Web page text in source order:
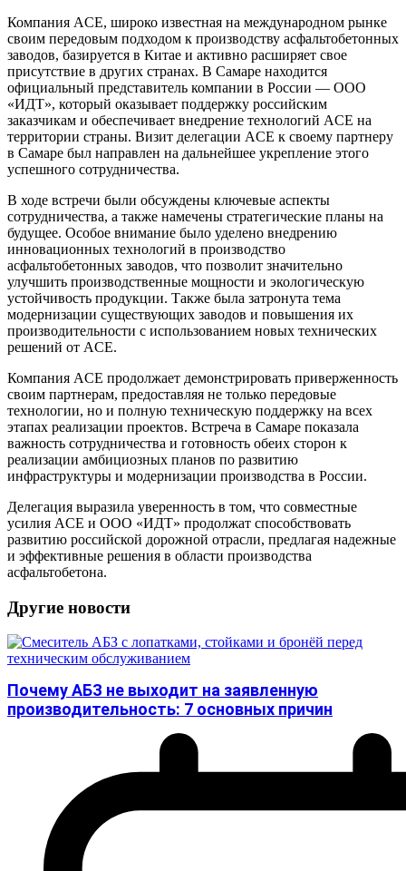
Компания ACE, широко известная на международном рынке
своим передовым подходом к производству асфальтобетонных
заводов, базируется в Китае и активно расширяет свое
присутствие в других странах. В Самаре находится
официальный представитель компании в России — ООО
«ИДТ», который оказывает поддержку российским
заказчикам и обеспечивает внедрение технологий ACE на
территории страны. Визит делегации ACE к своему партнеру
в Самаре был направлен на дальнейшее укрепление этого
успешного сотрудничества.
В ходе встречи были обсуждены ключевые аспекты
сотрудничества, а также намечены стратегические планы на
будущее. Особое внимание было уделено внедрению
инновационных технологий в производство
асфальтобетонных заводов, что позволит значительно
улучшить производственные мощности и экологическую
устойчивость продукции. Также была затронута тема
модернизации существующих заводов и повышения их
производительности с использованием новых технических
решений от ACE.
Компания ACE продолжает демонстрировать приверженность
своим партнерам, предоставляя не только передовые
технологии, но и полную техническую поддержку на всех
этапах реализации проектов. Встреча в Самаре показала
важность сотрудничества и готовность обеих сторон к
реализации амбициозных планов по развитию
инфраструктуры и модернизации производства в России.
Делегация выразила уверенность в том, что совместные
усилия ACE и ООО «ИДТ» продолжат способствовать
развитию российской дорожной отрасли, предлагая надежные
и эффективные решения в области производства
асфальтобетона.
Другие новости
Почему АБЗ не выходит на заявленную
производительность: 7 основных причин